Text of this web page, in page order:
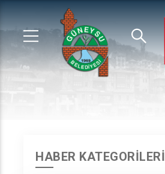
HABER KATEGORİLERİ